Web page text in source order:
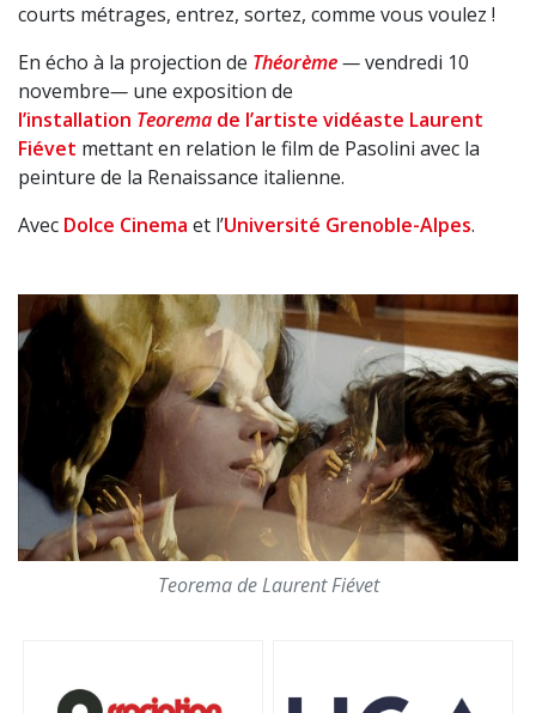
courts métrages, entrez, sortez, comme vous voulez !
En écho à la projection de Théorème—vendredi 10
novembre— une exposition de
l’installation Teorema de l’artiste vidéaste Laurent
Fiévet mettant en relation le film de Pasolini avec la
peinture de la Renaissance italienne.
Avec Dolce Cinema et l’Université Grenoble-Alpes.
Teorema de Laurent Fiévet